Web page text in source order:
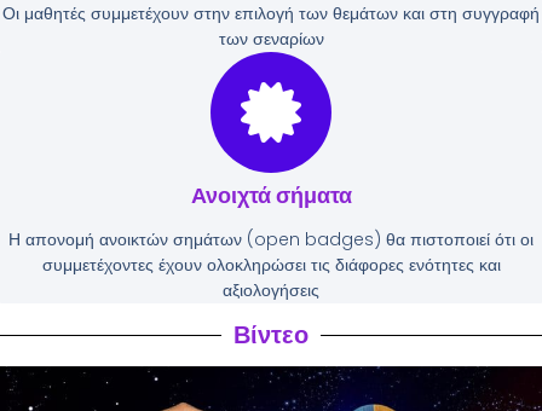
Οι μαθητές συμμετέχουν στην επιλογή των θεμάτων και στη συγγραφή
των σεναρίων
Ανοιχτά σήματα
Η απονομή ανοικτών σημάτων (open badges) θα πιστοποιεί ότι οι
συμμετέχοντες έχουν ολοκληρώσει τις διάφορες ενότητες και
αξιολογήσεις
Βίντεο